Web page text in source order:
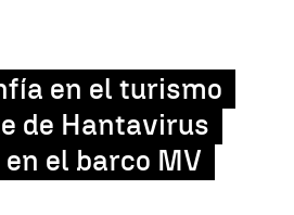
en el turismo
de Hantavirus
el barco MV